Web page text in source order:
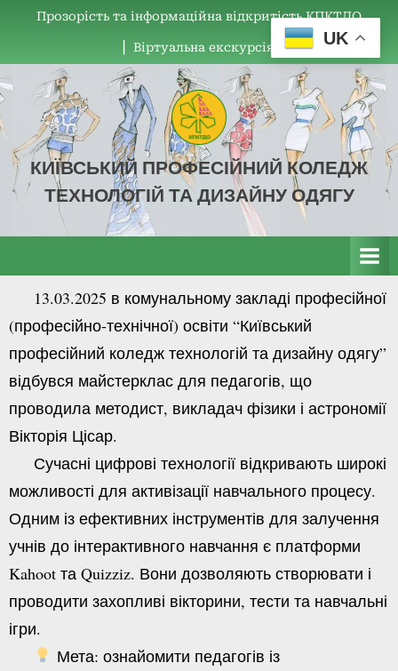
Прозорість та інформаційна відкритість КПКТДО
▏Віртуальна екскурсія
КИЇВСЬКИЙ ПРОФЕСІЙНИЙ КОЛЕДЖ
ТЕХНОЛОГІЙ ТА ДИЗАЙНУ ОДЯГУ
КПКТДО
13.03.2025 в комунальному закладі професійної
(професійно-технічної) освіти “Київський
професійний коледж технологій та дизайну одягу”
відбувся майстерклас для педагогів, що
проводила методист, викладач фізики і астрономії
Вікторія Цісар.
Сучасні цифрові технології відкривають широкі
можливості для активізації навчального процесу.
Одним із ефективних інструментів для залучення
учнів до інтерактивного навчання є платформи
Kahoot та Quizziz. Вони дозволяють створювати і
проводити захопливі вікторини, тести та навчальні
ігри.
Мета: ознайомити педагогів із
UK